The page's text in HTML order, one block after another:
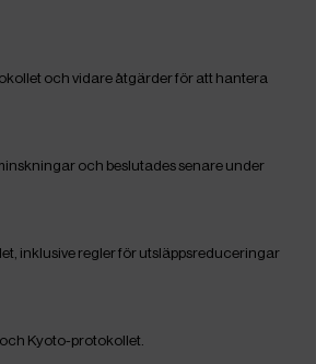
och vidare åtgärder för att hantera
och beslutades senare under
inklusive regler för utsläppsreduceringar
Kyoto-protokollet.